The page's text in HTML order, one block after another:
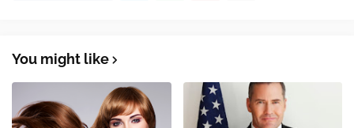
You might like